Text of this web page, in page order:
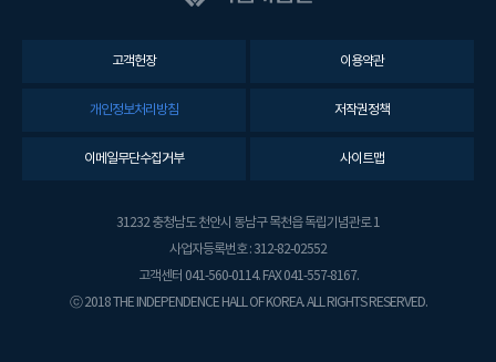
고객헌장 이용약관
개인정보처리방침 저작권정책
이메일무단수집거부 사이트맵
31232 충청남도 천안시 동남구 목천읍 독립기념관로 1
사업자등록번호 : 312-82-02552
고객센터 041-560-0114. FAX 041-557-8167.
ⓒ 2018 THE INDEPENDENCE HALL OF KOREA. ALL RIGHTS RESERVED.